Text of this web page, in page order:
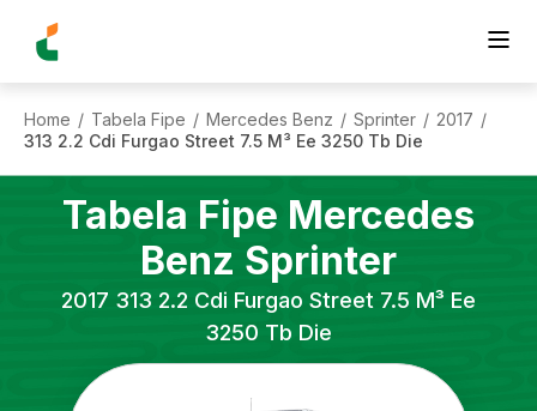
Home / Tabela Fipe / Mercedes Benz / Sprinter / 2017 /
313 2.2 Cdi Furgao Street 7.5 M³ Ee 3250 Tb Die
Tabela Fipe Mercedes
Benz Sprinter
2017 313 2.2 Cdi Furgao Street 7.5 M³ Ee
3250 Tb Die